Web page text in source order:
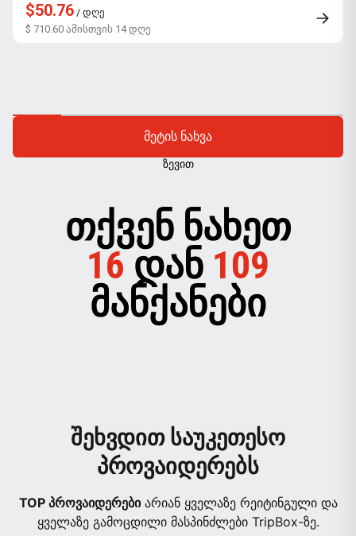
$50.76 / დღე
$ 710.60 ამისთვის 14 დღე
ᲛᲔᲢᲘᲡ ᲜᲐᲮᲕᲐ
ᲖᲔᲕᲘᲗ
ᲗᲥᲕᲔᲜ ᲜᲐᲮᲔᲗ
16ᲓᲐᲜ 109
ᲛᲐᲜᲥᲐᲜᲔᲑᲘ
შეხვდით საუკეთესო
პროვაიდერებს
TOP პროვაიდერებიარიან ყველაზე რეიტინგული და
ყველაზე გამოცდილი მასპინძლები TripBox-ზე.